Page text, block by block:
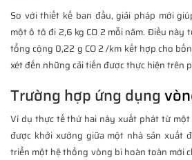
So với thiết kế ban đầu, giải pháp mới
một ô tô đi 2,6 kg CO 2 mỗi năm. Điều này
tổng cộng 0,22 g CO 2 /km kết hợp cho
xét đến những cải tiến được thực hiện trên
Trường hợp ứng dụng
Ví dụ thực tế thứ hai này xuất phát từ
được khởi xướng giữa một nhà sản xuất
triển một hệ thống vòng bi hoàn toàn mới